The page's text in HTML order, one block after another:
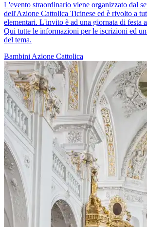
L'evento straordinario viene organizzato dal
dell'Azione Cattolica Ticinese ed è rivolto a
elementari. L'invito è ad una giornata di festa
Qui tutte le informazioni per le iscrizioni ed
del tema.
BambiniAzione Cattolica